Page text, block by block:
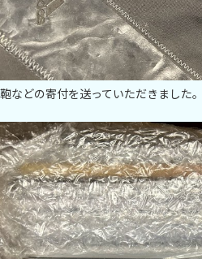
鞄などの寄付を送っていただきました。